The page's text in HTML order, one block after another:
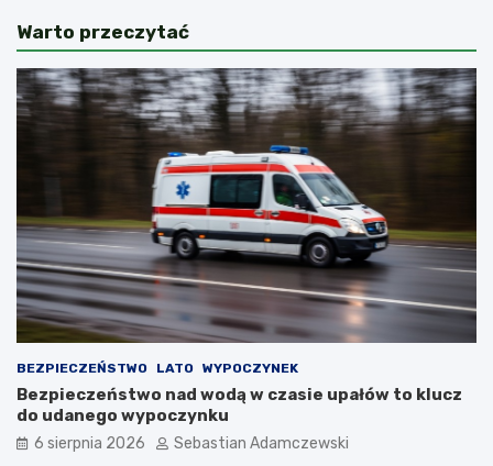
Warto przeczytać
BEZPIECZEŃSTWO LATO WYPOCZYNEK
Bezpieczeństwo nad wodą w czasie upałów to klucz
do udanego wypoczynku
6 sierpnia 2026 Sebastian Adamczewski